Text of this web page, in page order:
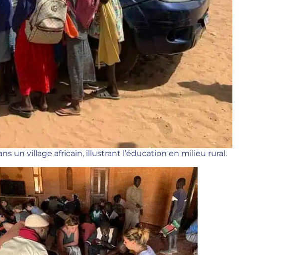
un village africain, illustrant l’éducation en milieu rural.